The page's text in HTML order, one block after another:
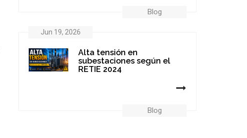
Blog
Jun 19, 2026
Blog
Alta tensión en
subestaciones según el
RETIE 2024